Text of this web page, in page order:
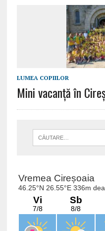
LUMEA COPIILOR
Mini vacanță în